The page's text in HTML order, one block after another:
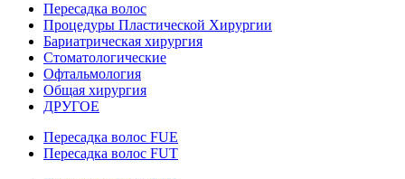
Пересадка волос
Процедуры Пластической Хирургии
Бариатрическая хирургия
Стоматологические
Офтальмология
Общая хирургия
ДРУГОЕ
Пересадка волос FUE
Пересадка волос FUT